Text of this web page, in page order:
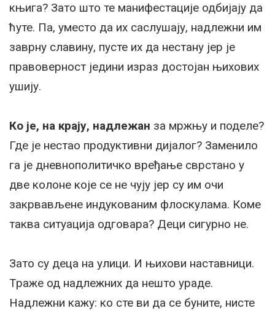
књига? Зато што те манифестације одбијају да
ћуте. Па, уместо да их саслушају, надлежни им
заврну славину, пусте их да нестану јер је
правоверност једини израз достојан њихових
ушију.
Ко је, на крају, надлежан за мржњу и поделе?
Где је нестао продуктивни дијалог? Заменило
га је дневнополитичко вређање сврстано у
две колоне које се не чују јер су им очи
закрвављене индукованим флоскулама. Коме
таква ситуација одговара? Деци сигурно не.
Зато су деца на улици. И њихови наставници.
Траже од надлежних да нешто ураде.
Надлежни кажу: ко сте ви да се буните, нисте